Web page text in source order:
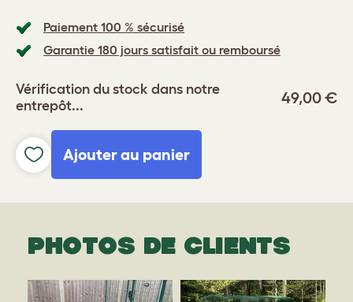
Paiement 100 % sécurisé
Garantie 180 jours satisfait ou remboursé
Vérification du stock dans notre
entrepôt...
49,00 €
Ajouter au panier
PHOTOS DE CLIENTS